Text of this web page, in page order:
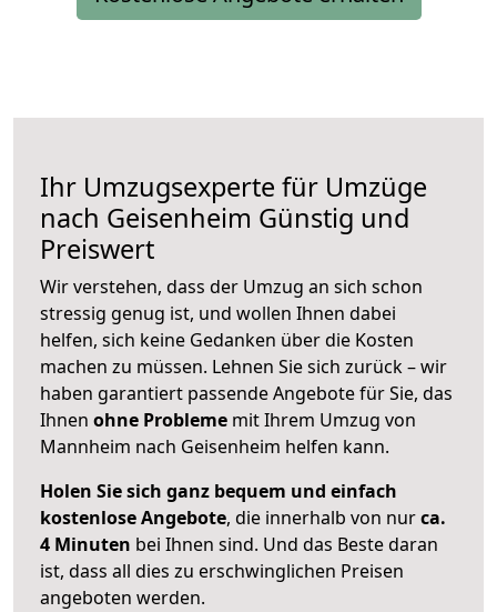
Ihr Umzugsexperte für Umzüge
nach Geisenheim Günstig und
Preiswert
Wir verstehen, dass der Umzug an sich schon
stressig genug ist, und wollen Ihnen dabei
helfen, sich keine Gedanken über die Kosten
machen zu müssen. Lehnen Sie sich zurück – wir
haben garantiert passende Angebote für Sie, das
Ihnen ohne Probleme mit Ihrem Umzug von
Mannheim nach Geisenheim helfen kann.
Holen Sie sich ganz bequem und einfach
kostenlose Angebote, die innerhalb von nurca.
4 Minuten bei Ihnen sind. Und das Beste daran
ist, dass all dies zu erschwinglichen Preisen
angeboten werden.